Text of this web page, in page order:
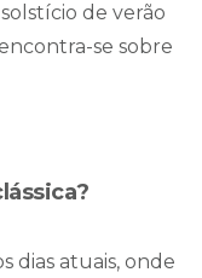
de verão
se sobre
dias atuais, onde